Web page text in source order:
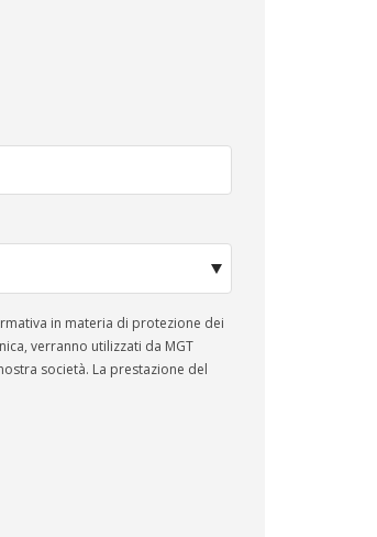
verranno utilizzati da MGT
del